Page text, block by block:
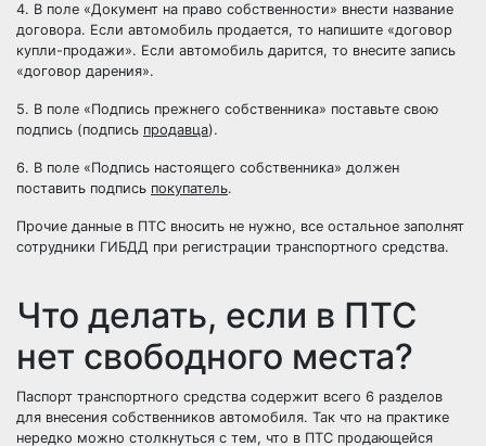
4. В поле «Документ на право собственности» внести название
договора. Если автомобиль продается, то напишите «договор
купли-продажи». Если автомобиль дарится, то внесите запись
«договор дарения».
5. В поле «Подпись прежнего собственника» поставьте свою
подпись (подпись продавца).
6. В поле «Подпись настоящего собственника» должен
поставить подпись покупатель.
Прочие данные в ПТС вносить не нужно, все остальное заполнят
сотрудники ГИБДД при регистрации транспортного средства.
Что делать, если в ПТС
нет свободного места?
Паспорт транспортного средства содержит всего 6 разделов
для внесения собственников автомобиля. Так что на практике
нередко можно столкнуться с тем, что в ПТС продающейся